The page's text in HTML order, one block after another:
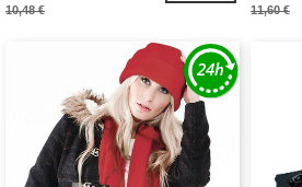
10,48 € 11,60 €